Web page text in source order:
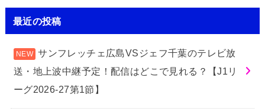
最近の投稿
サンフレッチェ広島VSジェフ千葉のテレビ放
送・地上波中継予定！配信はどこで見れる？【J1リ
ーグ2026-27第1節】